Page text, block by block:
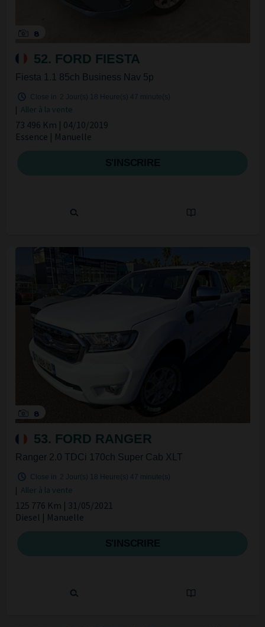
8
52. FORD FIESTA
Fiesta 1.1 85ch Business Nav 5p
Close in 2 Jour(s) 18 Heure(s) 47 minute(s)
| Aller à la vente
73 496 Km | 04/10/2019
Essence | Manuelle
8
53. FORD RANGER
Ranger 2.0 TDCi 170ch Super Cab XLT
Close in 2 Jour(s) 18 Heure(s) 47 minute(s)
| Aller à la vente
125 776 Km | 31/05/2021
Diesel | Manuelle